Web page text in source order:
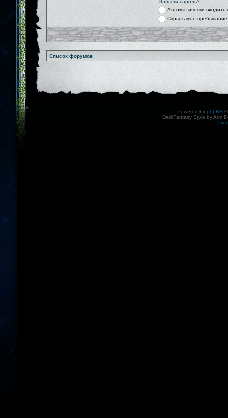
Забыли пароль?
Автоматически
Скрыть моё
Список форумов
Powered by phpBB
DarkFantasy Style by Arm